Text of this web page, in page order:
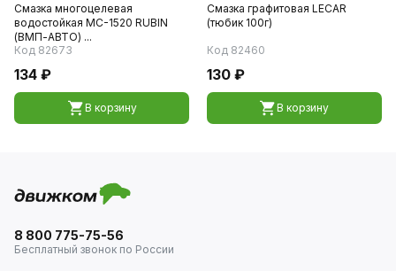
Смазка многоцелевая
водостойкая МС-1520 RUBIN
(ВМП-АВТО) ...
Код 82673
134 ₽
В корзину
Смазка графитовая LECAR
(тюбик 100г)
Код 82460
130 ₽
В корзину
8 800 775-75-56
Бесплатный звонок по России